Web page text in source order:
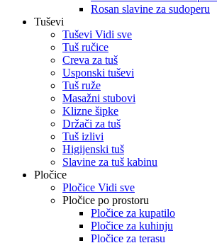
Rosan slavine za sudoperu
Tuševi
Tuševi Vidi sve
Tuš ručice
Creva za tuš
Usponski tuševi
Tuš ruže
Masažni stubovi
Klizne šipke
Držači za tuš
Tuš izlivi
Higijenski tuš
Slavine za tuš kabinu
Pločice
Pločice Vidi sve
Pločice po prostoru
Pločice za kupatilo
Pločice za kuhinju
Pločice za terasu